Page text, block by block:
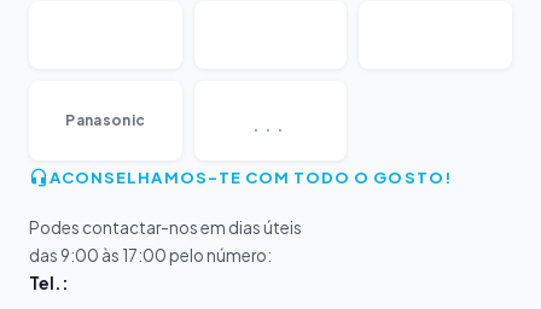
Panasonic ...
ACONSELHAMOS-TE COM TODO O GOSTO!
Podes contactar-nos em dias úteis
das 9:00 às 17:00 pelo número:
Tel.: